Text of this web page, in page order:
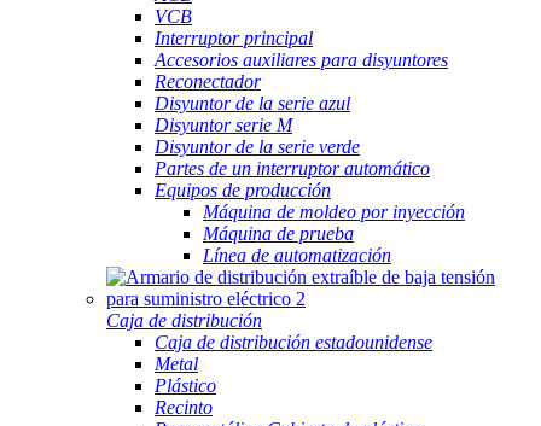
VCB
Interruptor principal
Accesorios auxiliares para disyuntores
Reconectador
Disyuntor de la serie azul
Disyuntor serie M
Disyuntor de la serie verde
Partes de un interruptor automático
Equipos de producción
Máquina de moldeo por inyección
Máquina de prueba
Línea de automatización
Caja de distribución
Caja de distribución estadounidense
Metal
Plástico
Recinto